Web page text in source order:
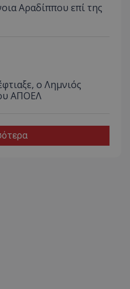
Αραδίππου επί της
ο Λημνιός
ΑΠΟΕΛ